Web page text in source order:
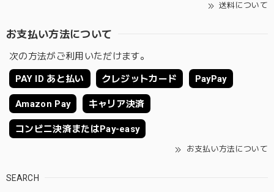
送料について
お支払い方法について
次の方法がご利用いただけます。
PAY ID あと払い クレジットカード PayPay
Amazon Pay キャリア決済
コンビニ決済またはPay-easy
お支払い方法について
SEARCH